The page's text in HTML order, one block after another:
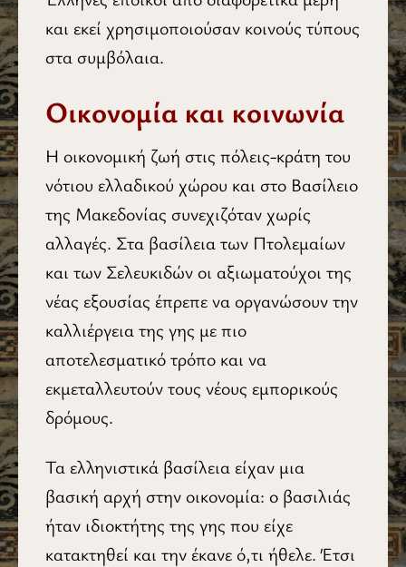
και εκεί χρησιμοποιούσαν κοινούς τύπους
στα συμβόλαια.
Οικονομία και κοινωνία
Η οικονομική ζωή στις πόλεις-κράτη του
νότιου ελλαδικού χώρου και στο Βασίλειο
της Μακεδονίας συνεχιζόταν χωρίς
αλλαγές. Στα βασίλεια των Πτολεμαίων
και των Σελευκιδών οι αξιωματούχοι της
νέας εξουσίας έπρεπε να οργανώσουν την
καλλιέργεια της γης με πιο
αποτελεσματικό τρόπο και να
εκμεταλλευτούν τους νέους εμπορικούς
δρόμους.
Τα ελληνιστικά βασίλεια είχαν μια
βασική αρχή στην οικονομία: ο βασιλιάς
ήταν ιδιοκτήτης της γης που είχε
κατακτηθεί και την έκανε ό,τι ήθελε. Έτσι